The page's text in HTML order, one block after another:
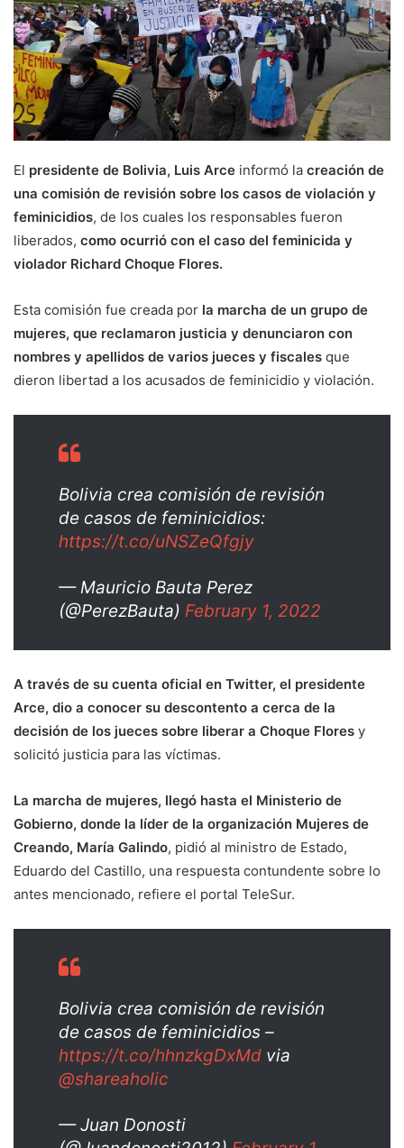
El presidente de Bolivia, Luis Arce informó la creación de
una comisión de revisión sobre los casos de violación y
feminicidios, de los cuales los responsables fueron
liberados, como ocurrió con el caso del feminicida y
violador Richard Choque Flores.
Esta comisión fue creada por la marcha de un grupo de
mujeres, que reclamaron justicia y denunciaron con
nombres y apellidos de varios jueces y fiscales que
dieron libertad a los acusados de feminicidio y violación.
Bolivia crea comisión de revisión
de casos de feminicidios:
https://t.co/uNSZeQfgjy
— Mauricio Bauta Perez
(@PerezBauta) February 1, 2022
A través de su cuenta oficial en Twitter, el presidente
Arce, dio a conocer su descontento a cerca de la
decisión de los jueces sobre liberar a Choque Flores y
solicitó justicia para las víctimas.
La marcha de mujeres, llegó hasta el Ministerio de
Gobierno, donde la líder de la organización Mujeres de
Creando, María Galindo, pidió al ministro de Estado,
Eduardo del Castillo, una respuesta contundente sobre lo
antes mencionado, refiere el portal TeleSur.
Bolivia crea comisión de revisión
de casos de feminicidios –
https://t.co/hhnzkgDxMd via
@shareaholic
— Juan Donosti